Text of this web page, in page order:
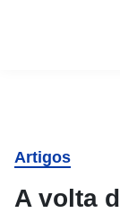
Artigos
A volta